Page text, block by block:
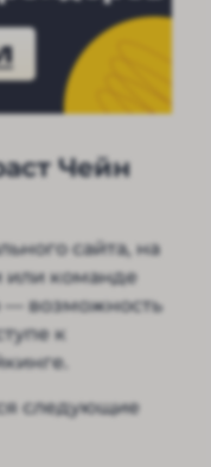
Чейн
сайта, на
или команде
— возможность
к
следующие